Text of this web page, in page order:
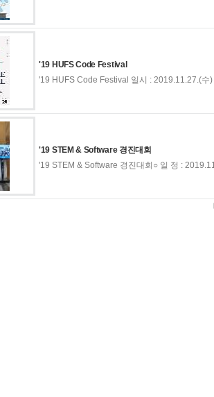
'19 HUFS Code Festival
'19 HUFS Code Festival 일시 : 2019.11.27.(수)
'19 STEM & Software 경진대회
'19 STEM & Software 경진대회○ 일 정 :